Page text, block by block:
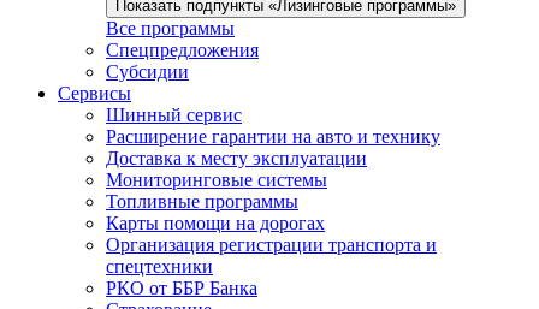
Показать подпункты «Лизинговые программы»
Все программы
Спецпредложения
Субсидии
Сервисы
Шинный сервис
Расширение гарантии на авто и технику
Доставка к месту эксплуатации
Мониторинговые системы
Топливные программы
Карты помощи на дорогах
Организация регистрации транспорта и
спецтехники
РКО от ББР Банка